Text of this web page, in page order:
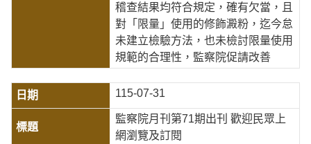
稽查結果均符合規定，確有欠當，且
對「限量」使用的修飾澱粉，迄今怠
未建立檢驗方法，也未檢討限量使用
規範的合理性，監察院促請改善
115-07-31
監察院月刊第71期出刊 歡迎民眾上
網瀏覽及訂閱